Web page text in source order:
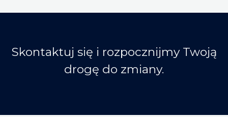
Skontaktuj się i rozpocznijmy Twoją
drogę do zmiany.